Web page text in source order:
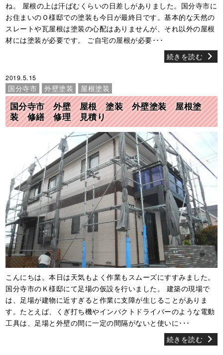
ね。 屋根の上は汗ばむくらいの日差しがありました。国分寺市に
お住まいのＯ様邸での塗装も今日が最終日です。基本的な天然の
スレートや瓦屋根は塗装の心配はありませんが、それ以外の屋根
材には塗装が必要です。 ご自宅の屋根が必要･･･
続きを読む
2019.5.15
国分寺市 外壁塗装 屋根塗装
国分寺市 外壁 屋根 塗装 外壁塗装 屋根塗
装 修繕 修理 見積り
こんにちは。本日は天気もよく作業もスムーズにすすみました。
国分寺市のＫ様邸にて足場の仮設を行いました。 建築の現場で
は、足場が建物に近すぎると作業に支障が生じることがありま
す。たとえば、くぎ打ち機やインパクトドライバーのような電動
工具は、足場と外壁の間に一定の間隔がないと使いに･･･
続きを読む